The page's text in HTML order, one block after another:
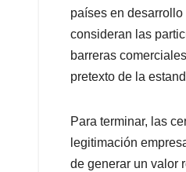
países en
consideran las
barreras
pretexto de la
Para terminar, las
legitimación
de generar un valor